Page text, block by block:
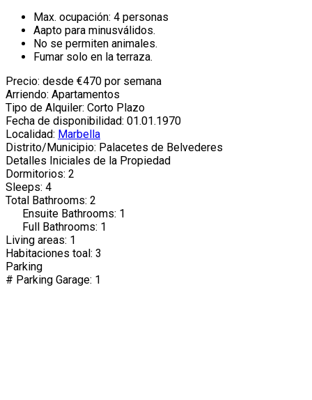
Max. ocupación: 4 personas
Aapto para minusválidos.
No se permiten animales.
Fumar solo en la terraza.
Precio: desde €470 por semana
Arriendo: Apartamentos
Tipo de Alquiler: Corto Plazo
Fecha de disponibilidad: 01.01.1970
Localidad: Marbella
Distrito/Municipio: Palacetes de Belvederes
Detalles Iniciales de la Propiedad
Dormitorios: 2
Sleeps: 4
Total Bathrooms: 2
Ensuite Bathrooms: 1
Full Bathrooms: 1
Living areas: 1
Habitaciones toal: 3
Parking
# Parking Garage: 1